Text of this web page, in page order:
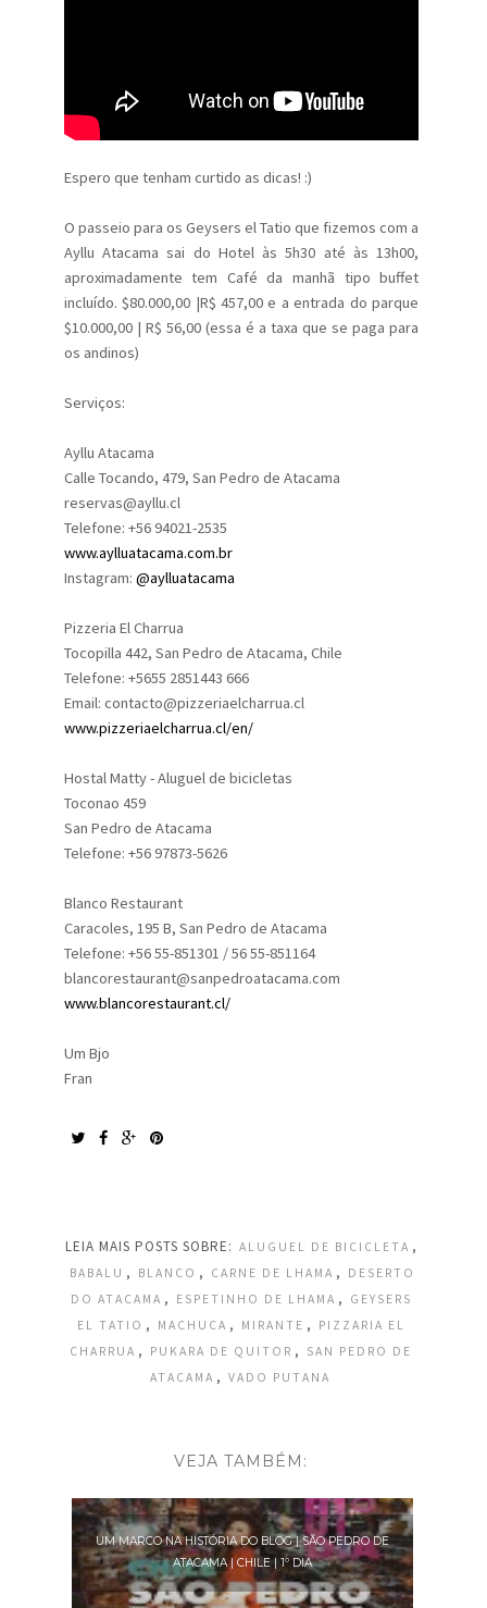
Espero que tenham curtido as dicas! :)
O passeio para os Geysers el Tatio que fizemos com a
Ayllu Atacama sai do Hotel às 5h30 até às 13h00,
aproximadamente tem Café da manhã tipo buffet
incluído. $80.000,00 |R$ 457,00 e a entrada do parque
$10.000,00 | R$ 56,00 (essa é a taxa que se paga para
os andinos)
Serviços:
Ayllu Atacama
Calle Tocando, 479, San Pedro de Atacama
reservas@ayllu.cl
Telefone: +56 94021-2535
www.aylluatacama.com.br
Instagram: @aylluatacama
Pizzeria El Charrua
Tocopilla 442, San Pedro de Atacama, Chile
Telefone: +5655 2851443 666
Email: contacto@pizzeriaelcharrua.cl
www.pizzeriaelcharrua.cl/en/
Hostal Matty - Aluguel de bicicletas
Toconao 459
San Pedro de Atacama
Telefone: +56 97873-5626
Blanco Restaurant
Caracoles, 195 B, San Pedro de Atacama
Telefone: +56 55-851301 / 56 55-851164
blancorestaurant@sanpedroatacama.com
www.blancorestaurant.cl/
Um Bjo
Fran
LEIA MAIS POSTS SOBRE: ALUGUEL DE BICICLETA ,
BABALU , BLANCO , CARNE DE LHAMA ,
DESERTO
DO ATACAMA , ESPETINHO DE LHAMA ,
GEYSERS
EL TATIO , MACHUCA , MIRANTE ,
PIZZARIA EL
CHARRUA , PUKARA DE QUITOR ,
SAN PEDRO DE
ATACAMA , VADO PUTANA
VEJA TAMBÉM:
UM MARCO NA HISTÓRIA DO BLOG | SÃO PEDRO DE
ATACAMA | CHILE | 1º DIA